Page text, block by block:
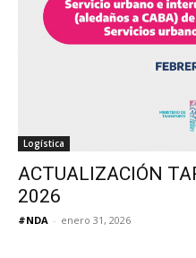
Logística
ACTUALIZACIÓN
2026
#NDA - enero 31, 2026